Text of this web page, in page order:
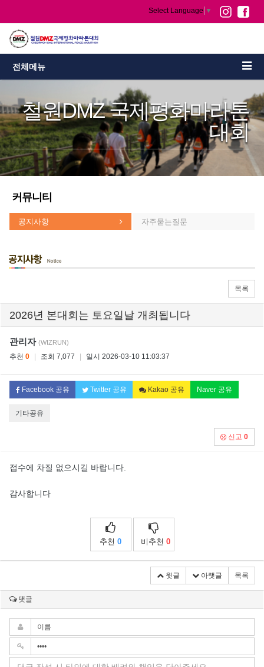
Select Language ▼
전체메뉴
철원DMZ 국제평화마라톤
대회
커뮤니티
공지사항 자주묻는질문
목록
2026년 본대회는 토요일날 개최됩니다
관리자 (WIZRUN)
추천 0 조회 7,077 일시 2026-03-10 11:03:37
Facebook 공유 Twitter 공유 Kakao 공유 Naver 공유
기타공유
신고 0
접수에 차질 없으시길 바랍니다.
감사합니다
추천 0 비추천 0
윗글 아랫글 목록
댓글